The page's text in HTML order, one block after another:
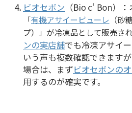
ビオセボン （Bio c’ Bon）
「有機アサイーピューレ （砂
プ）」が冷凍品として販売され
ンの実店舗でも冷凍アサイ
いう声も複数確認できます
場合は、まずビオセボンの
用するのが確実です。